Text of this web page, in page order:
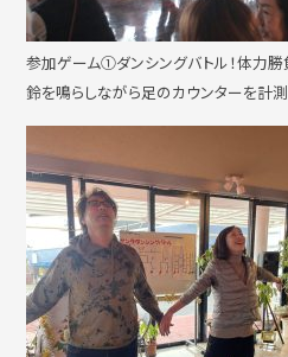
参加ゲーム①ダンシングバトル！体力勝
鈴を鳴らしながら足のカウンターを計